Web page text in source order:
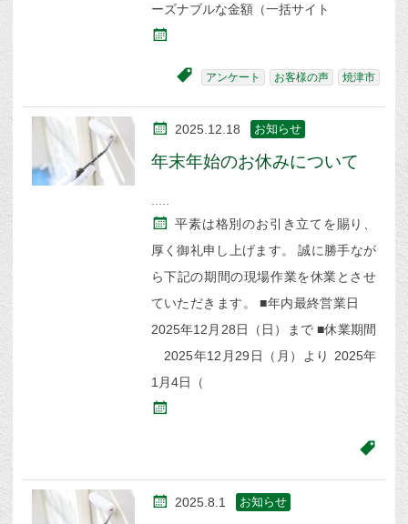
ーズナブルな金額（一括サイト
アンケート お客様の声 焼津市
2025.12.18 お知らせ
年末年始のお休みについて
平素は格別のお引き立てを賜り、
厚く御礼申し上げます。 誠に勝手なが
ら下記の期間の現場作業を休業とさせ
ていただきます。 ■年内最終営業日
2025年12月28日（日）まで ■休業期間
2025年12月29日（月）より 2025年
1月4日（
2025.8.1 お知らせ